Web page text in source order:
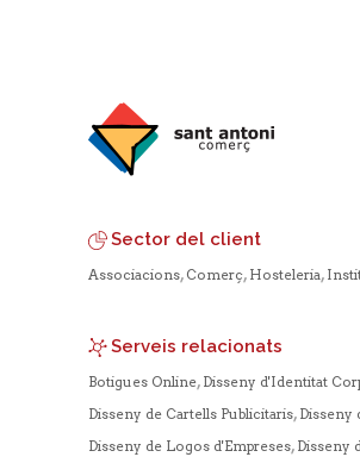
Sector del client
Associacions, Comerç, Hosteleria,
Serveis relacionats
Botigues Online, Disseny d'Identitat
Disseny de Cartells Publicitaris, Disseny
Disseny de Logos d'Empreses, Disseny